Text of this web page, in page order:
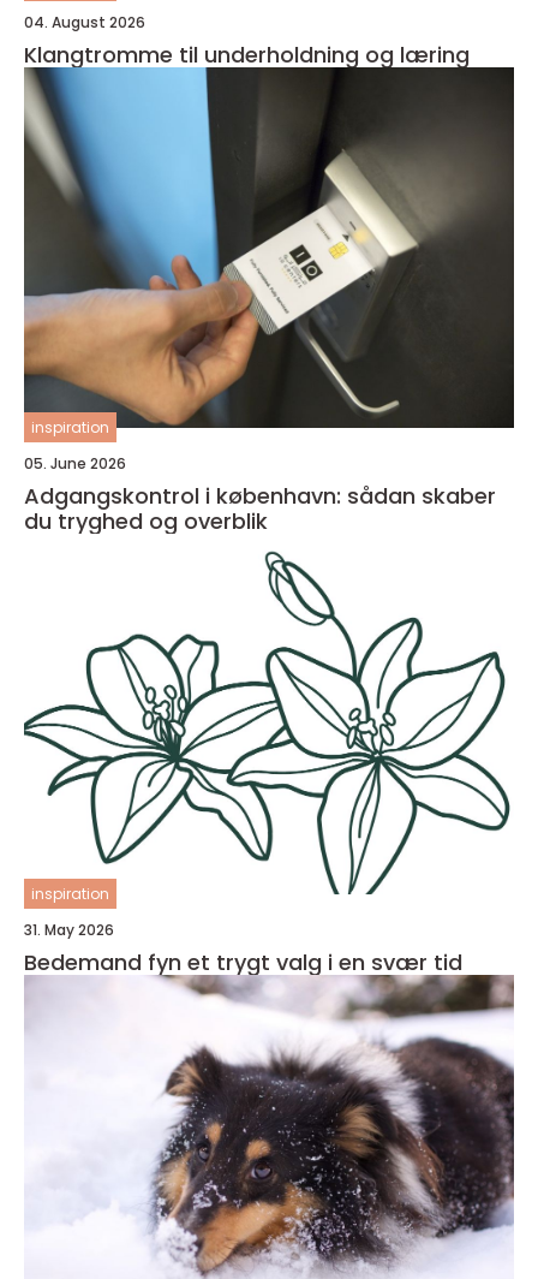
04. August 2026
Klangtromme til underholdning og læring
inspiration
05. June 2026
Adgangskontrol i københavn: sådan skaber
du tryghed og overblik
inspiration
31. May 2026
Bedemand fyn et trygt valg i en svær tid